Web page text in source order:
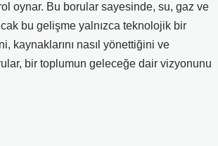
oynar. Bu borular sayesinde, su, gaz ve
bu gelişme yalnızca teknolojik bir
kaynaklarını nasıl yönettiğini ve
bir toplumun geleceğe dair vizyonunu